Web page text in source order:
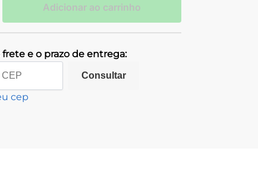
Adicionar ao carrinho
e o prazo de entrega:
Consultar
cep